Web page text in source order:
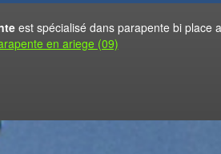
est spécialisé dans parapente bi place
en ariege (09)